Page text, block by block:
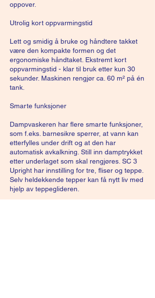
oppover.
Utrolig kort oppvarmingstid
Lett og smidig å bruke og håndtere takket
være den kompakte formen og det
ergonomiske håndtaket. Ekstremt kort
oppvarmingstid - klar til bruk etter kun 30
sekunder. Maskinen rengjør ca. 60 m² på én
tank.
Smarte funksjoner
Dampvaskeren har flere smarte funksjoner,
som f.eks. barnesikre sperrer, at vann kan
etterfylles under drift og at den har
automatisk avkalkning. Still inn damptrykket
etter underlaget som skal rengjøres. SC 3
Upright har innstilling for tre, fliser og teppe.
Selv heldekkende tepper kan få nytt liv med
hjelp av teppeglideren.